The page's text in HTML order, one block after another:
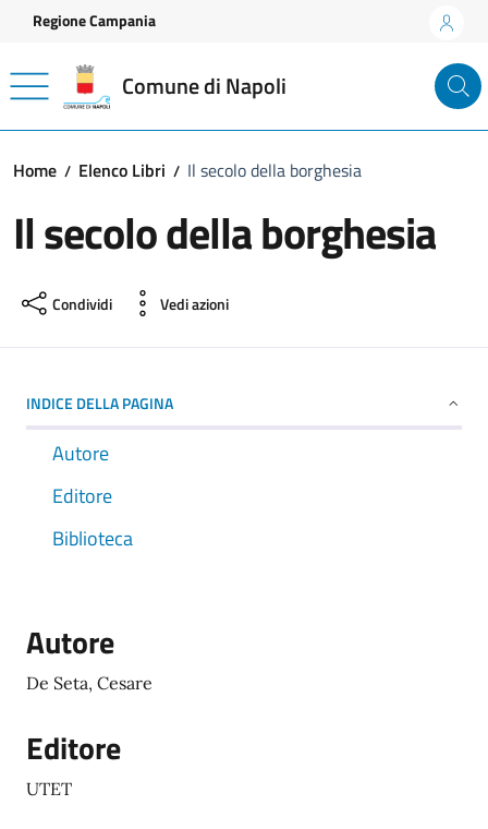
Vai ai contenuti
Vai al footer
Regione Campania
Comune di Napoli
Home Elenco Libri Il secolo della borghesia
Il secolo della borghesia
Condividi Vedi azioni
INDICE DELLA PAGINA
Autore
Editore
Biblioteca
Autore
De Seta, Cesare
Editore
UTET